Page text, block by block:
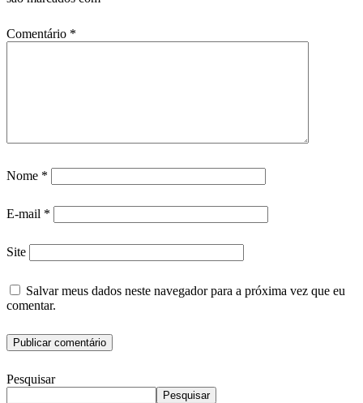
Comentário *
Nome *
E-mail *
Site
Salvar meus dados neste navegador para a próxima vez que eu
comentar.
Pesquisar
Pesquisar